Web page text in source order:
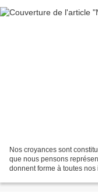
Nos croyances sont
que nous pensons
donnent forme à toutes nos